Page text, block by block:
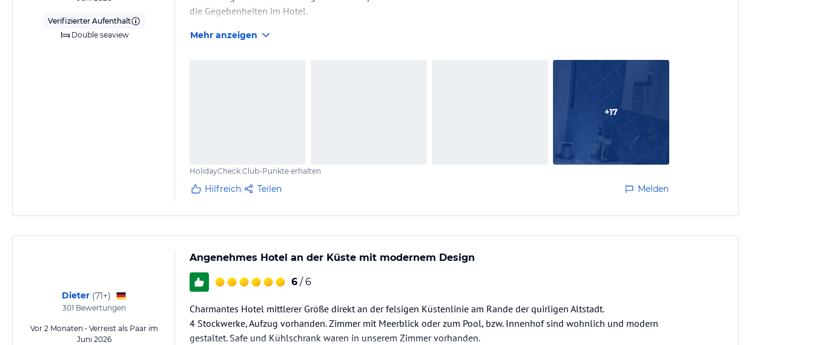
Verifizierter Aufenthalt
Double seaview
die Gegebenheiten im Hotel.
und Kühlschrank waren vorhanden.
Mehr anzeigen
+17
HolidayCheck Club-Punkte erhalten
Hilfreich Teilen Melden
Dieter (71+)
301 Bewertungen
Vor 2 Monaten • Verreist als Paar im
Juni 2026
Angenehmes Hotel an der Küste mit modernem Design
6 / 6
Charmantes Hotel mittlerer Größe direkt an der felsigen Küstenlinie am Rande der quirligen Altstadt.
4 Stockwerke, Aufzug vorhanden. Zimmer mit Meerblick oder zum Pool, bzw. Innenhof sind wohnlich und modern
gestaltet. Safe und Kühlschrank waren in unserem Zimmer vorhanden.